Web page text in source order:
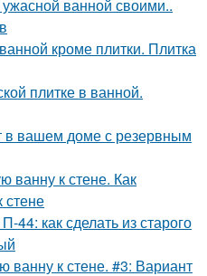
ванной своими..
кроме плитки. Плитка
плитке в ванной.
в вашем доме с резервным
ванну к стене. Как
стене
44: как сделать из старого
ванну к стене. #3: Вариант